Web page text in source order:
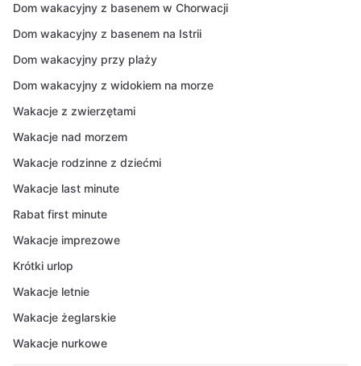
Dom wakacyjny z basenem w Chorwacji
Dom wakacyjny z basenem na Istrii
Dom wakacyjny przy plaży
Dom wakacyjny z widokiem na morze
Wakacje z zwierzętami
Wakacje nad morzem
Wakacje rodzinne z dziećmi
Wakacje last minute
Rabat first minute
Wakacje imprezowe
Krótki urlop
Wakacje letnie
Wakacje żeglarskie
Wakacje nurkowe